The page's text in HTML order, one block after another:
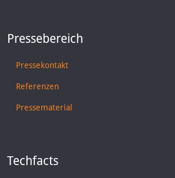
Pressebereich
Pressekontakt
Referenzen
Pressematerial
Techfacts